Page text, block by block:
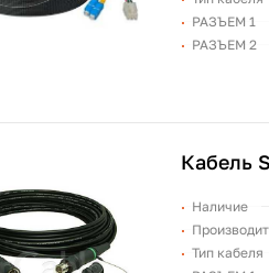
РАЗЪЕМ 1
РАЗЪЕМ 2
Кабель
Наличие
Тип кабеля